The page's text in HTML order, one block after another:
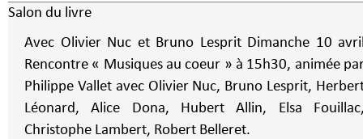
Salon du livre
Avec Olivier Nuc et Bruno Lesprit Dimanche 10
Rencontre « Musiques au coeur » à 15h30, animée
Philippe Vallet avec Olivier Nuc, Bruno Lesprit,
Léonard, Alice Dona, Hubert Allin, Elsa
Christophe Lambert, Robert Belleret.